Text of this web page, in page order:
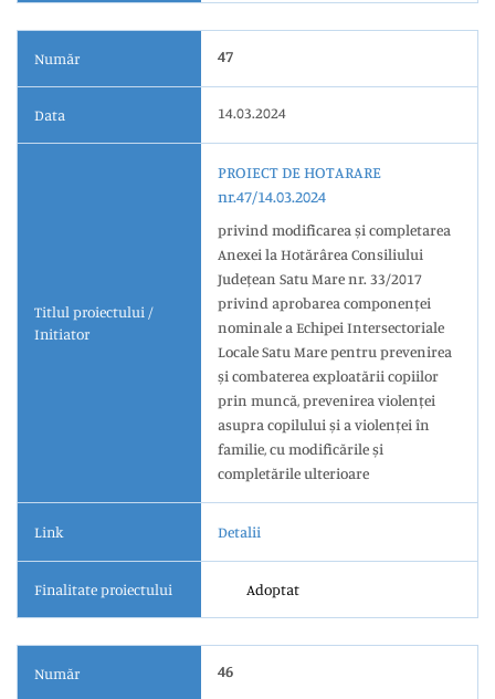
Număr 47
Data 14.03.2024
Titlul proiectului /
Initiator
PROIECT DE HOTARARE
nr.47/14.03.2024
privind modificarea și completarea
Anexei la Hotărârea Consiliului
Județean Satu Mare nr. 33/2017
privind aprobarea componenței
nominale a Echipei Intersectoriale
Locale Satu Mare pentru prevenirea
și combaterea exploatării copiilor
prin muncă, prevenirea violenței
asupra copilului și a violenței în
familie, cu modificările și
completările ulterioare
Link Detalii
Finalitate proiectului Adoptat
Număr 46